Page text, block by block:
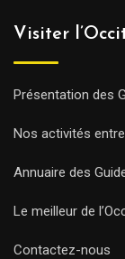
Visiter
Présentation des
Nos activités
Annuaire des
Le meilleur de
Contactez-nous